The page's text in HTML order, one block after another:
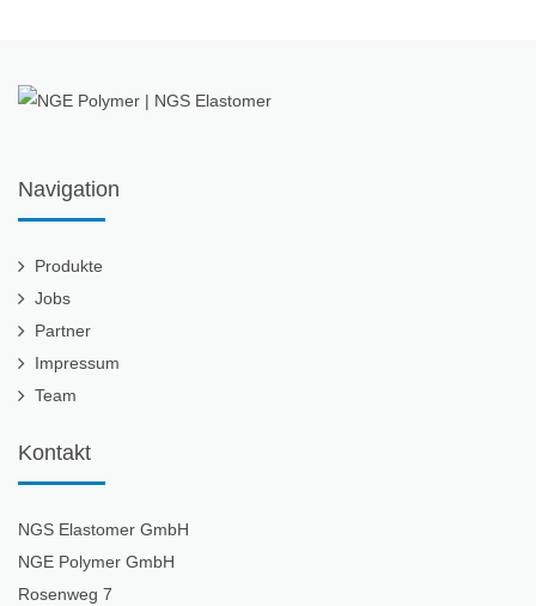
Navigation
Produkte
Jobs
Partner
Impressum
Team
Kontakt
NGS Elastomer GmbH
NGE Polymer GmbH
Rosenweg 7